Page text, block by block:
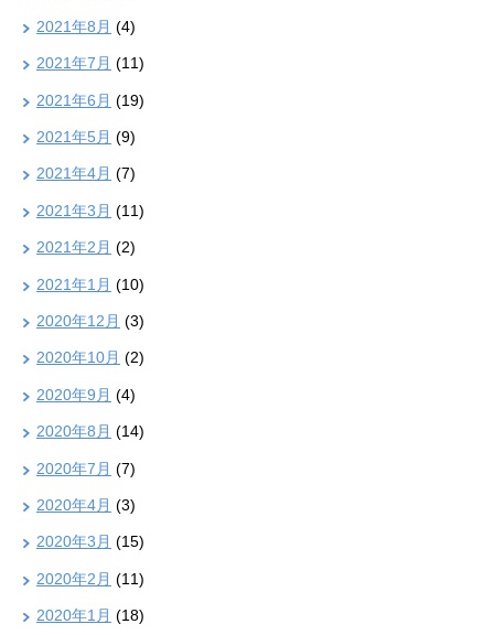
2021年8月 (4)
2021年7月 (11)
2021年6月 (19)
2021年5月 (9)
2021年4月 (7)
2021年3月 (11)
2021年2月 (2)
2021年1月 (10)
2020年12月 (3)
2020年10月 (2)
2020年9月 (4)
2020年8月 (14)
2020年7月 (7)
2020年4月 (3)
2020年3月 (15)
2020年2月 (11)
2020年1月 (18)